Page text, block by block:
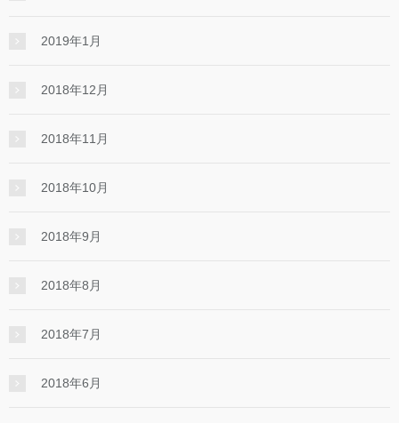
2019年1月
2018年12月
2018年11月
2018年10月
2018年9月
2018年8月
2018年7月
2018年6月